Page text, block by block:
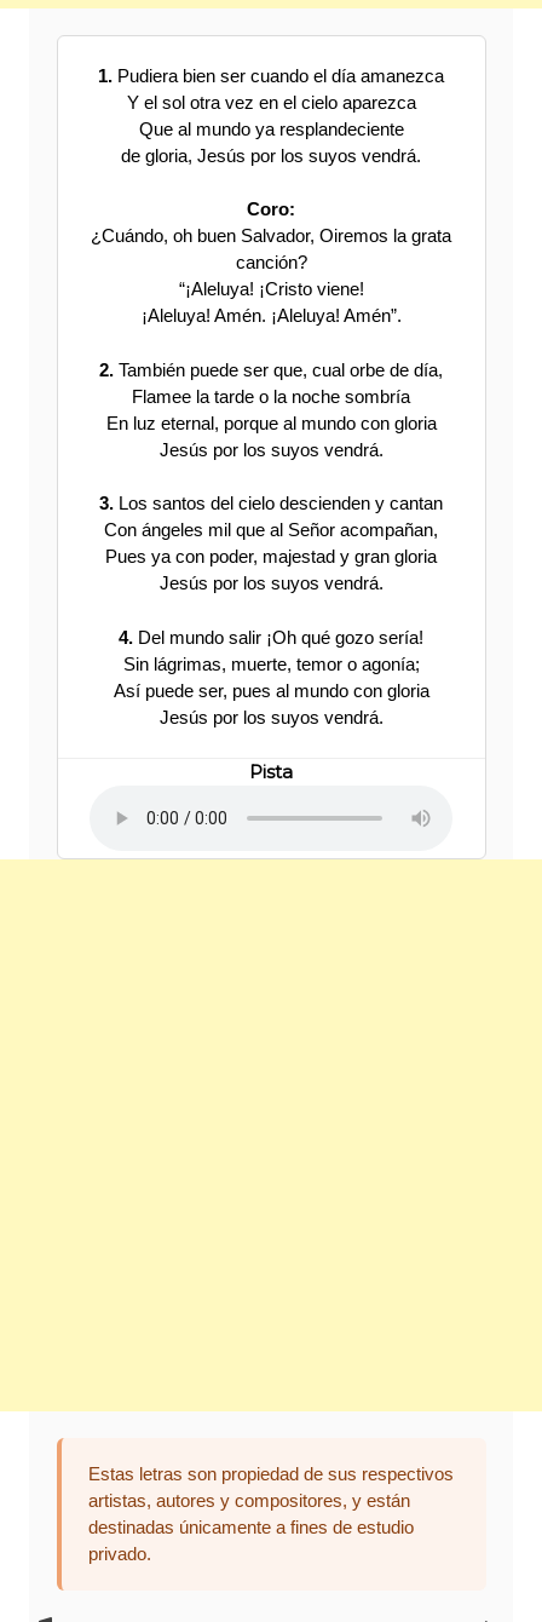
1. Pudiera bien ser cuando el día amanezca
Y el sol otra vez en el cielo aparezca
Que al mundo ya resplandeciente
de gloria, Jesús por los suyos vendrá.
Coro:
¿Cuándo, oh buen Salvador, Oiremos la grata
canción?
“¡Aleluya! ¡Cristo viene!
¡Aleluya! Amén. ¡Aleluya! Amén”.
2. También puede ser que, cual orbe de día,
Flamee la tarde o la noche sombría
En luz eternal, porque al mundo con gloria
Jesús por los suyos vendrá.
3. Los santos del cielo descienden y cantan
Con ángeles mil que al Señor acompañan,
Pues ya con poder, majestad y gran gloria
Jesús por los suyos vendrá.
4. Del mundo salir ¡Oh qué gozo sería!
Sin lágrimas, muerte, temor o agonía;
Así puede ser, pues al mundo con gloria
Jesús por los suyos vendrá.
Pista
Estas letras son propiedad de sus respectivos
artistas, autores y compositores, y están
destinadas únicamente a fines de estudio
privado.